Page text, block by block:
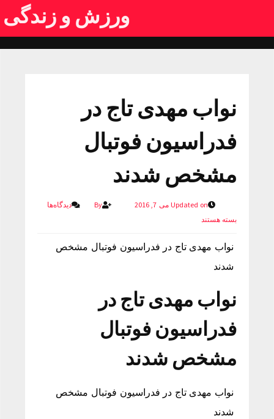
ورزش و زندگی
نواب مهدی تاج در
فدراسیون فوتبال
مشخص شدند
Updated on می 7, 2016 By
دیدگاه‌ها
بسته هستند
نواب مهدی تاج در فدراسیون فوتبال مشخص
شدند
نواب مهدی تاج در
فدراسیون فوتبال
مشخص شدند
نواب مهدی تاج در فدراسیون فوتبال مشخص
شدند